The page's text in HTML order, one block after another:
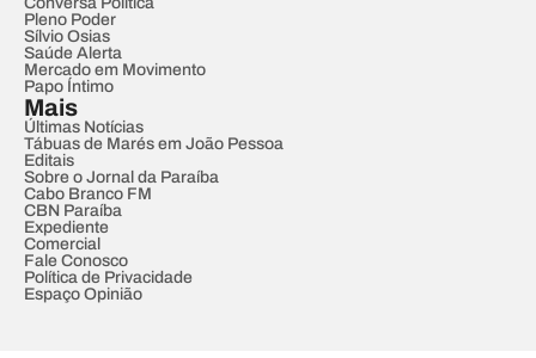
Pleno Poder
Sílvio Osias
Saúde Alerta
Mercado em Movimento
Papo Íntimo
Mais
Últimas Notícias
Tábuas de Marés em João Pessoa
Editais
Sobre o Jornal da Paraíba
Cabo Branco FM
CBN Paraíba
Expediente
Comercial
Fale Conosco
Política de Privacidade
Espaço Opinião